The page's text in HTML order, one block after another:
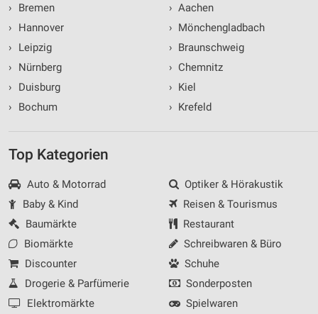
›
Bremen
›
Hannover
›
Leipzig
›
Nürnberg
›
Duisburg
›
Bochum
› Aachen
› Mönchengladbach
› Braunschweig
› Chemnitz
› Kiel
› Krefeld
Top Kategorien
Auto & Motorrad
Baby & Kind
Baumärkte
Biomärkte
Discounter
Drogerie & Parfümerie
Elektromärkte
Optiker & Hörakustik
Reisen & Tourismus
Restaurant
Schreibwaren & Büro
Schuhe
Sonderposten
Spielwaren